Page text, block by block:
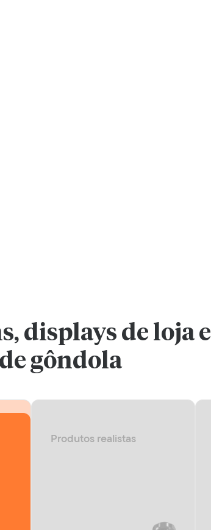
displays de loja e
gôndola
Produtos realistas